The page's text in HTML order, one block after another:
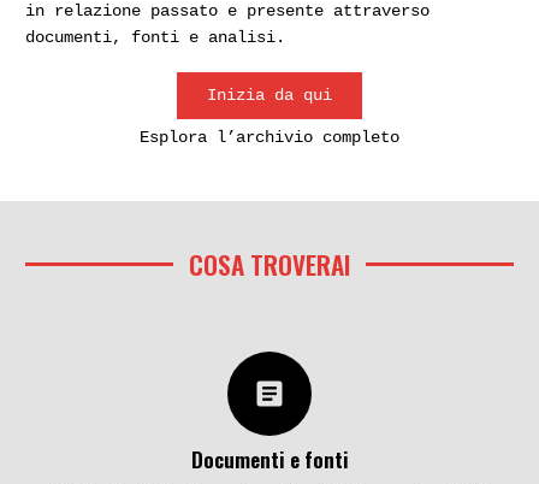
in relazione passato e presente attraverso
documenti, fonti e analisi.
Inizia da qui
Esplora l’archivio completo
COSA TROVERAI
article
Documenti e fonti